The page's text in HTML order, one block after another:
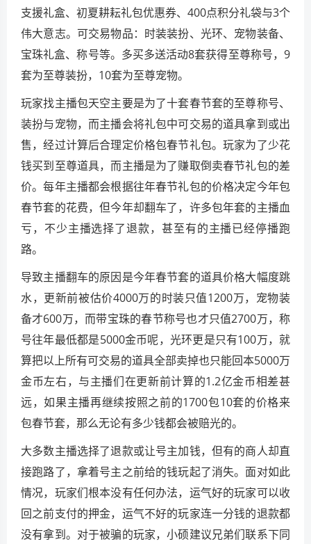
支援礼盒、初夏耕耘礼包优惠券、400点积分礼袋与3个
伟大意志。可交易物品：时装装扮、光环、宠物装备、
宝珠礼盒、称号等。多买多送活动8套获得至尊称号，9
套为至尊装扮，10套为至尊宠物。
玩家找主播包天空主要是为了十套春节套的至尊称号、
装扮与宠物，而主播会将礼包中可交易的道具拿到或出
售，经过计算后合理定价格包春节礼包。玩家为了少花
钱买到至尊道具，而主播是为了赚取倒卖春节礼包的差
价。每年主播都会根据往年春节礼包的价格决定今年包
春节套的花费，但今年却翻车了，许多包年套的主播血
亏，不少主播选择了退款，甚至有的主播已经停播跑
路。
导致主播翻车的原因是今年春节套的道具价格大幅度跳
水，更新前被估价4000万的时装只值1200万，宠物装
备才600万，而带宝珠的春节称号也才只值2700万，称
号往年最低都是5000金币呢，光环更是只有100万，就
算把以上所有可交易的道具全部卖掉也只能回本5000万
金币左右，与主播们在更新前计算的1.2亿金币相差甚
远，如果主播再继续按照之前的1700包10套的价格来
包春节套，那么无论有多少钱都会被赔光的。
大多数主播选择了退款或让号主加钱，但有的商人却直
接跑路了，拿着号主之前给的钱玩起了消失。面对如此
情况，玩家们根本没有任何办法，运气好的玩家可以收
回之前支付的押金，运气不好的玩家连一分钱的退款都
没有拿到。对于被骗的玩家，小硕建议兄弟们联系下同